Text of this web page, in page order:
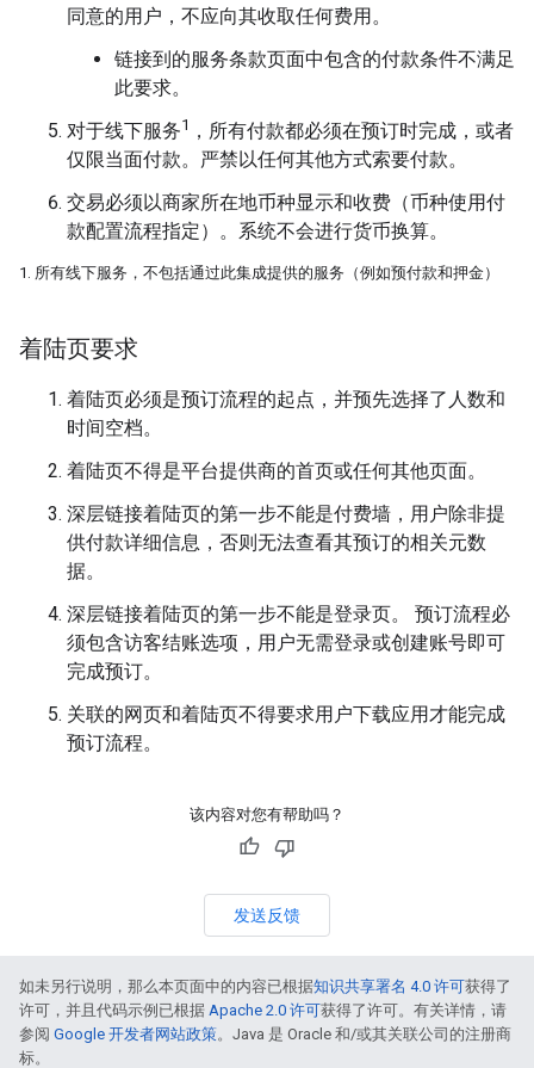
同意的用户，不应向其收取任何费用。
链接到的服务条款页面中包含的付款条件不满足
此要求。
对于线下服务1 ，所有付款都必须在预订时完成，或者
仅限当面付款。严禁以任何其他方式索要付款。
交易必须以商家所在地币种显示和收费（币种使用付
款配置流程指定）。系统不会进行货币换算。
1. 所有线下服务，不包括通过此集成提供的服务（例如预付款和押金）
着陆页要求
着陆页必须是预订流程的起点，并预先选择了人数和
时间空档。
着陆页不得是平台提供商的首页或任何其他页面。
深层链接着陆页的第一步不能是付费墙，用户除非提
供付款详细信息，否则无法查看其预订的相关元数
据。
深层链接着陆页的第一步不能是登录页。 预订流程必
须包含访客结账选项，用户无需登录或创建账号即可
完成预订。
关联的网页和着陆页不得要求用户下载应用才能完成
预订流程。
该内容对您有帮助吗？
发送反馈
如未另行说明，那么本页面中的内容已根据知识共享署名 4.0 许可获得了
许可，并且代码示例已根据 Apache 2.0 许可获得了许可。有关详情，请
参阅 Google 开发者网站政策。Java 是 Oracle 和/或其关联公司的注册商
标。